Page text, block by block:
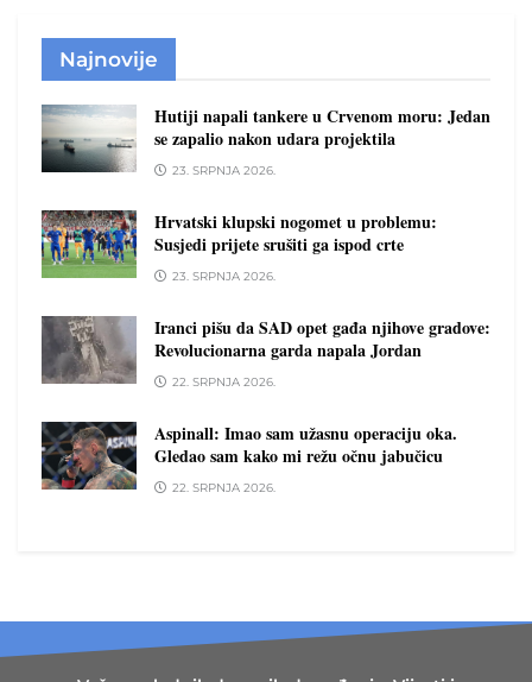
Najnovije
Hutiji napali tankere u Crvenom moru: Jedan
se zapalio nakon udara projektila
23. SRPNJA 2026.
Hrvatski klupski nogomet u problemu:
Susjedi prijete srušiti ga ispod crte
23. SRPNJA 2026.
Iranci pišu da SAD opet gađa njihove gradove:
Revolucionarna garda napala Jordan
22. SRPNJA 2026.
Aspinall: Imao sam užasnu operaciju oka.
Gledao sam kako mi režu očnu jabučicu
22. SRPNJA 2026.